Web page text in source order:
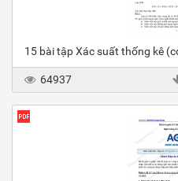
15 bài tập Xác suất thống kê
64937